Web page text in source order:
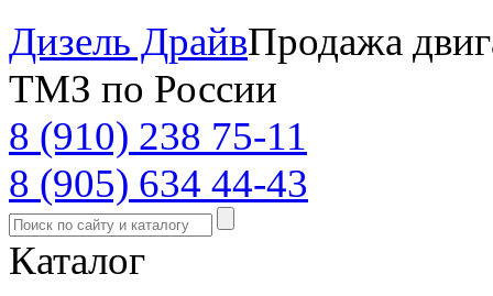
Дизель ДрайвПродажа
ТМЗ по России
8 (910) 238 75-11
8 (905) 634 44-43
Каталог